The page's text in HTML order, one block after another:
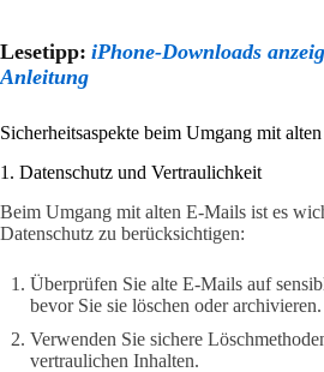
Lesetipp: iPhone-Downloads
Anleitung
Sicherheitsaspekte beim Umgang mit
1. Datenschutz und Vertraulichkeit
Beim Umgang mit alten E-Mails ist es
Datenschutz zu berücksichtigen:
Überprüfen Sie alte E-Mails auf
bevor Sie sie löschen oder archivieren.
Verwenden Sie sichere
vertraulichen Inhalten.